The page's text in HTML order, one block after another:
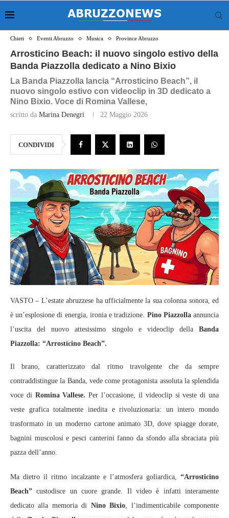
Chieti Eventi Abruzzo Musica Province Abruzzo
Arrosticino Beach: il nuovo singolo estivo della
Banda Piazzolla dedicato a Nino Bixio
La Banda Piazzolla lancia “Arrosticino Beach”, il
nuovo singolo estivo con videoclip in 3D dedicato a
Nino Bixio. Voce di Romina Vallese,
scritto da Marina Denegri 22 Maggio 2026
CONDIVIDI
VASTO – L’estate abruzzese ha ufficialmente la sua colonna sonora, ed
è un’esplosione di energia, ironia e tradizione. Pino Piazzollaannuncia
l’uscita del nuovo attesissimo singolo e videoclip della Banda
Piazzolla: “Arrosticino Beach”.
Il brano, caratterizzato dal ritmo travolgente che da sempre
contraddistingue la Banda, vede come protagonista assoluta la splendida
voce di Romina Vallese. Per l’occasione, il videoclip si veste di una
veste grafica totalmente inedita e rivoluzionaria: un intero mondo
trasformato in un moderno cartone animato 3D, dove spiagge dorate,
bagnini muscolosi e pesci canterini fanno da sfondo alla sbraciata più
pazza dell’anno.
Ma dietro il ritmo incalzante e l’atmosfera goliardica, “Arrosticino
Beach” custodisce un cuore grande. Il video è infatti interamente
dedicato alla memoria di Nino Bixio, l’indimenticabile componente